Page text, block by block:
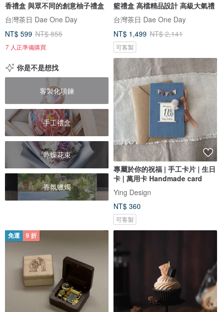
香禮盒 與眾不同的創意柚子禮盒
台灣茶日 Dae One Day
NT$ 599 NT$ 855
7 人正準備購買
籃禮盒 高檔精品設計 高級大氣禮
台灣茶日 Dae One Day
NT$ 1,499 NT$ 2,141
可客製
你是不是想找
客製化項鍊
手工禮盒
乾燥花束
香氛蠟燭
專屬於你的祝福 | 手工卡片 | 生日
卡 | 萬用卡 Handmade card
Ying Design
NT$ 360
可客製
免運 9 折